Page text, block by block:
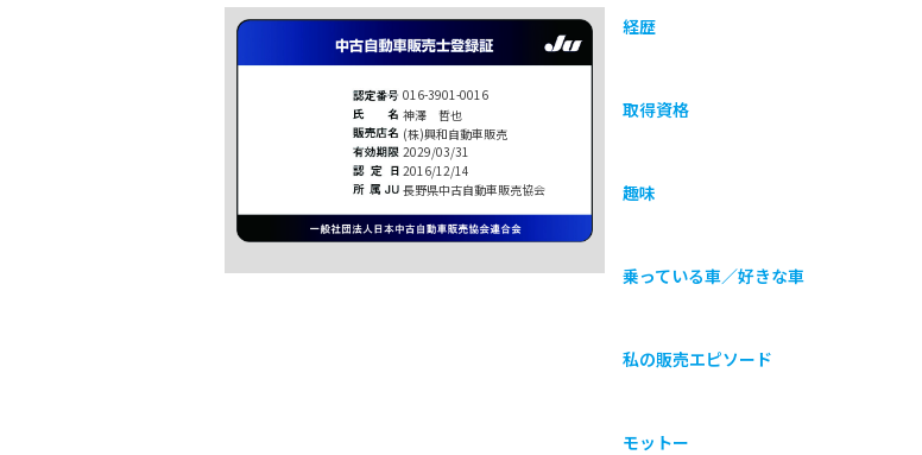
016-3901-0016
神澤 哲也
(株)興和自動車販売
2029/03/31
2016/12/14
長野県中古自動車販売協会
経歴
取得資格
趣味
乗っている車／好きな車
私の販売エピソード
モットー